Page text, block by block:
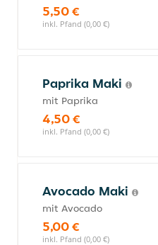
5,50 €
inkl. Pfand (0,00 €)
Paprika Maki
mit Paprika
4,50 €
inkl. Pfand (0,00 €)
Avocado Maki
mit Avocado
5,00 €
inkl. Pfand (0,00 €)